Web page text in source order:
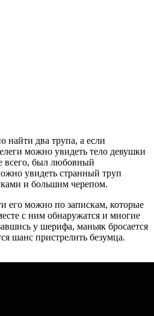
два трупа, а если
можно увидеть тело девушки
всего, был любовный
увидеть странный труп
и большим черепом.
его можно по запискам, которые
с ним обнаружатся и многие
у шерифа, маньяк бросается
шанс пристрелить безумца.